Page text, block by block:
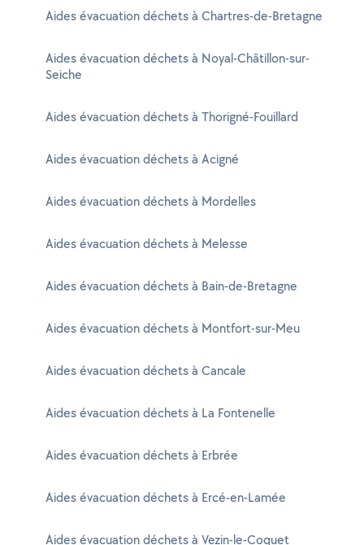
Aides évacuation déchets à Chartres-de-Bretagne
Aides évacuation déchets à Noyal-Châtillon-sur-
Seiche
Aides évacuation déchets à Thorigné-Fouillard
Aides évacuation déchets à Acigné
Aides évacuation déchets à Mordelles
Aides évacuation déchets à Melesse
Aides évacuation déchets à Bain-de-Bretagne
Aides évacuation déchets à Montfort-sur-Meu
Aides évacuation déchets à Cancale
Aides évacuation déchets à La Fontenelle
Aides évacuation déchets à Erbrée
Aides évacuation déchets à Ercé-en-Lamée
Aides évacuation déchets à Vezin-le-Coquet